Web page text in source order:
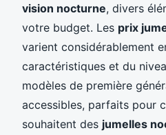
vision nocturne, divers
votre budget. Les prix
varient considérablement
caractéristiques et du
modèles de première
accessibles, parfaits pour
souhaitent des jumelles